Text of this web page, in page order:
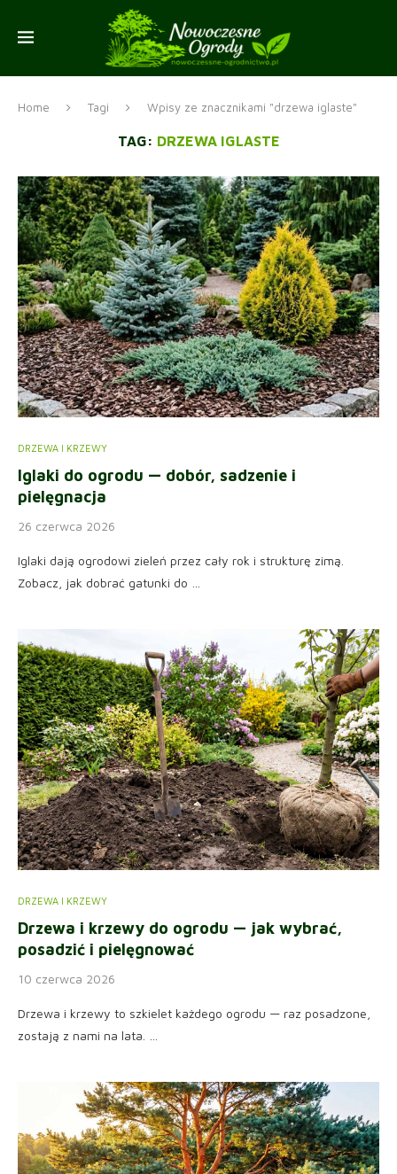
Home Tagi Wpisy ze znacznikami "drzewa iglaste"
TAG: DRZEWA IGLASTE
DRZEWA I KRZEWY
Iglaki do ogrodu — dobór, sadzenie i
pielęgnacja
26 czerwca 2026
Iglaki dają ogrodowi zieleń przez cały rok i strukturę zimą.
Zobacz, jak dobrać gatunki do …
DRZEWA I KRZEWY
Drzewa i krzewy do ogrodu — jak wybrać,
posadzić i pielęgnować
10 czerwca 2026
Drzewa i krzewy to szkielet każdego ogrodu — raz posadzone,
zostają z nami na lata. …